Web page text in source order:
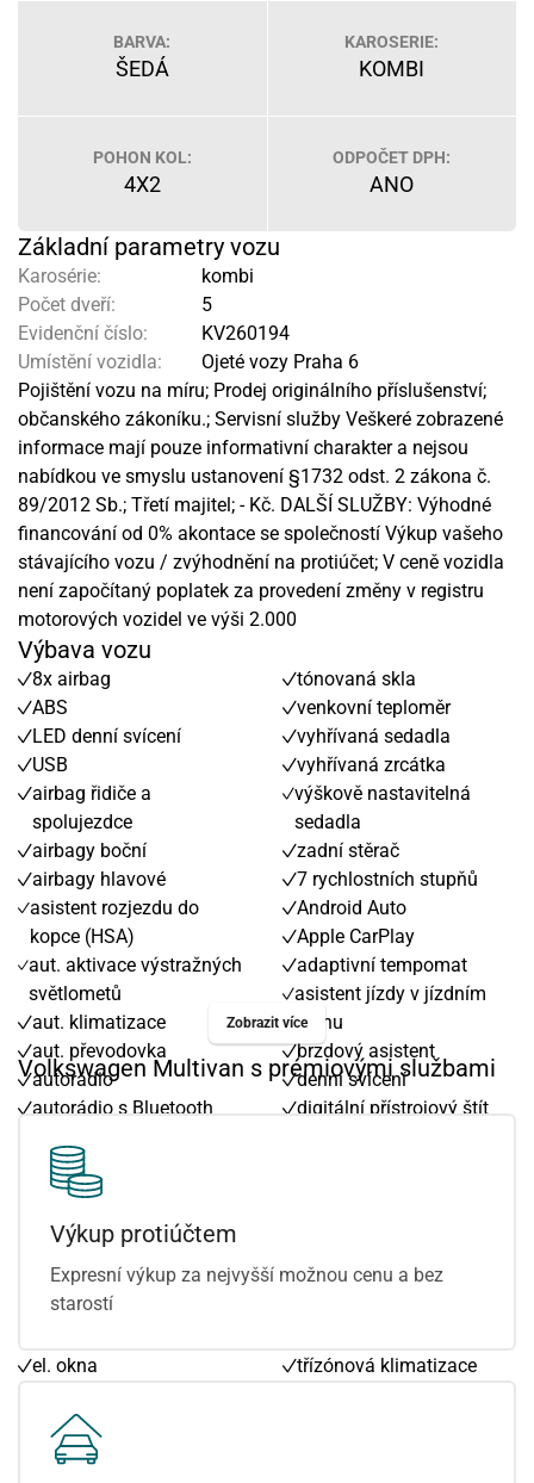
BARVA:
ŠEDÁ
KAROSERIE:
KOMBI
POHON KOL:
4X2
ODPOČET DPH:
ANO
Základní parametry vozu
Karosérie:
kombi
Počet dveří:
5
Evidenční číslo:
KV260194
Umístění vozidla:
Ojeté vozy Praha 6
Pojištění vozu na míru; Prodej originálního příslušenství;
občanského zákoníku.; Servisní služby Veškeré zobrazené
informace mají pouze informativní charakter a nejsou
nabídkou ve smyslu ustanovení §1732 odst. 2 zákona č.
89/2012 Sb.; Třetí majitel; - Kč. DALŠÍ SLUŽBY: Výhodné
financování od 0% akontace se společností Výkup vašeho
stávajícího vozu / zvýhodnění na protiúčet; V ceně vozidla
není započítaný poplatek za provedení změny v registru
motorových vozidel ve výši 2.000
Výbava vozu
8x airbag
ABS
LED denní svícení
USB
airbag řidiče a
spolujezdce
airbagy boční
airbagy hlavové
asistent rozjezdu do
kopce (HSA)
aut. aktivace výstražných
světlometů
aut. klimatizace
aut. převodovka
autorádio
autorádio s Bluetooth
centrál dálkový
centrální zamykání
deaktivace airbagu
spolujezdce
digitální příjem rádia
(DAB)
el. okna
hands free
imobilizér
tónovaná skla
venkovní teploměr
vyhřívaná sedadla
vyhřívaná zrcátka
výškově nastavitelná
sedadla
zadní stěrač
7 rychlostních stupňů
Android Auto
Apple CarPlay
adaptivní tempomat
asistent jízdy v jízdním
pruhu
brzdový asistent
denní svícení
digitální přístrojový štít
kožené čalounění
třízónová klimatizace
Zobrazit více
Volkswagen Multivan s prémiovými službami
Výkup protiúčtem
Expresní výkup za nejvyšší možnou cenu a bez
starostí